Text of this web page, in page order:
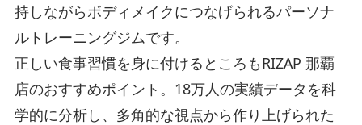
持しながらボディメイクにつなげられるパーソナ
ルトレーニングジムです。
正しい食事習慣を身に付けるところもRIZAP 那覇
店のおすすめポイント。18万人の実績データを科
学的に分析し、多角的な視点から作り上げられた